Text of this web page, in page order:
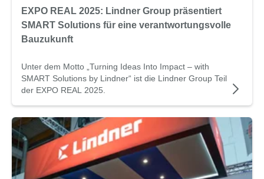
EXPO REAL 2025: Lindner Group präsentiert
SMART Solutions für eine verantwortungsvolle
Bauzukunft
Unter dem Motto „Turning Ideas Into Impact – with
SMART Solutions by Lindner“ ist die Lindner Group Teil
der EXPO REAL 2025.